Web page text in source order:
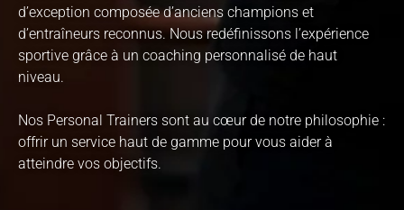
d’exception composée d’anciens champions et
d’entraîneurs reconnus. Nous redéfinissons l’expérience
sportive grâce à un coaching personnalisé de haut
niveau.
Nos Personal Trainers sont au cœur de notre philosophie :
offrir un service haut de gamme pour vous aider à
atteindre vos objectifs.